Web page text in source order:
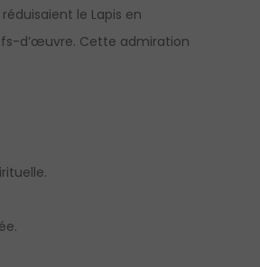
le Lapis en
d’œuvre. Cette admiration